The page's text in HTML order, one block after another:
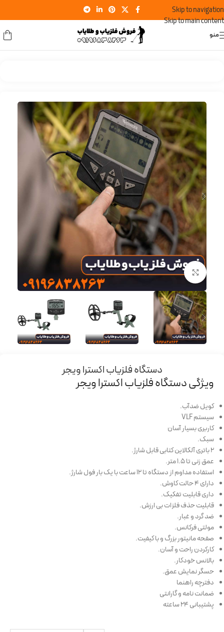
Skip to navigation
Skip to main content
منو
برای بزرگنمایی کلیک کنید
دستگاه فلزیاب اکسترا ویجر
ویژگی دستگاه فلزیاب اکسترا ویجر
کویل ضدآب.
سیستم VLF
کاربری بسیار آسان
سبک.
2 باتری آلکالاین کتابی قابل شارژ.
عمق زنی تا ۱.۵ متر.
استفاده مداوم از دستگاه تا ۱۲ ساعت با یک بار فول شارژ.
دارای ۴ حالت کاوش.
داری قابلیت تفکیک.
قابلیت حذف فلزات بی ارزش.
ضد گرد و غبار.
مولتی فرکانس.
صفحه مانیتور بزرگ و با کیفیت.
کارکردن راحت و آسان.
بالانس خودکار.
حسگر نمایش عمق.
دفترچه راهنما
ضمانت نامه و گارانتی
پشتیبانی ۲۴ ساعته